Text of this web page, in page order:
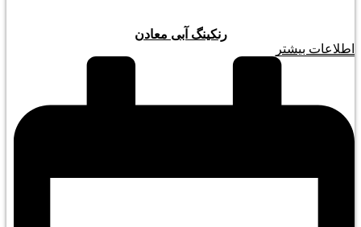
رنکینگ آبی معادن
اطلاعات بیشتر